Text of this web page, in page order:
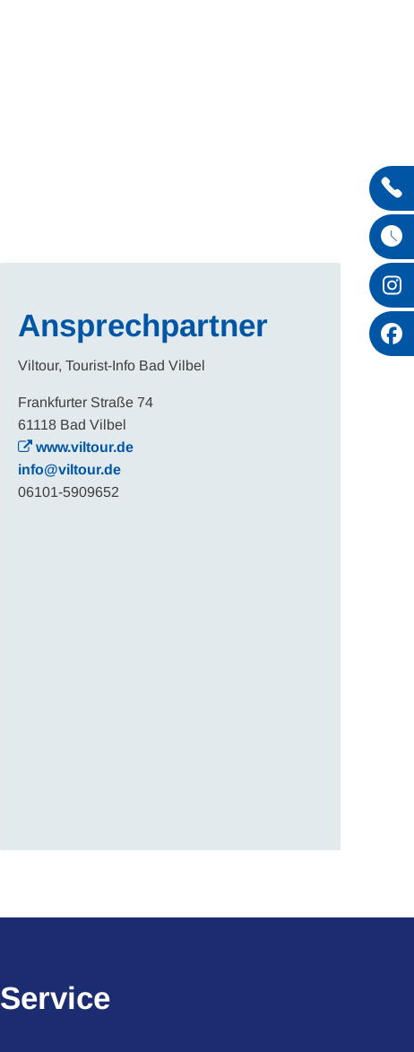
Ansprechpartner
Viltour, Tourist-Info Bad Vilbel
Frankfurter Straße 74
61118 Bad Vilbel
www.viltour.de
info@viltour.de
06101-5909652
Service